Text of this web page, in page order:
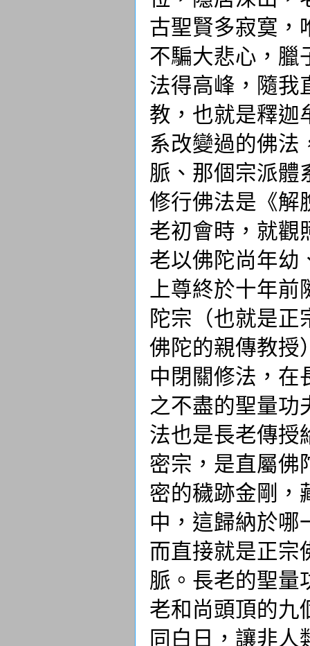
古聖賢多寂寞，
不騙大悲心，臘
法得高峰，隨我
教，也就是釋迦
系改變過的佛法
脈、那個宗派體
修行佛法是《解
老初會時，就觀
老以佛陀尚年幼
上尊終於十年前
陀宗（也就是正
佛陀的親傳教授
中閉關修法，在
之不盡的聖量功
法也是長老傳授
密宗，是直屬佛
密的穢跡金剛，
中，這歸納於哪
而直接就是正宗
脈。長老的聖量
老和尚頭頂的九
同白日，讓非人